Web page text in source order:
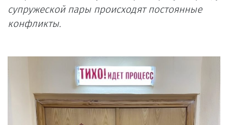
супружеской пары происходят постоянные
конфликты.